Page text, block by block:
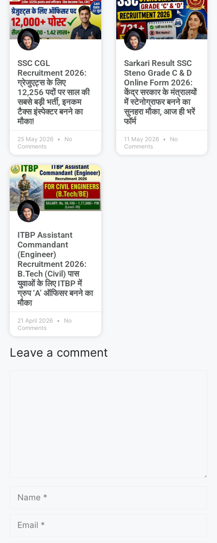
SSC CGL
Recruitment 2026:
ग्रेजुएट्स के लिए
12,256 पदों पर साल की
सबसे बड़ी भर्ती, इनकम
टैक्स इंस्पेक्टर बनने का
मौका!
25 May 2026
No
Comments
Sarkari Result SSC
Steno Grade C & D
Online Form 2026:
केंद्र सरकार के मंत्रालयों
में स्टेनोग्राफर बनने का
सुनहरा मौका, आज ही भरें
फॉर्म
11 May 2026
No
Comments
ITBP Assistant
Commandant
(Engineer)
Recruitment 2026:
B.Tech (Civil) पास
युवाओं के लिए ITBP में
ग्रुप ‘A’ ऑफिसर बनने का
मौका
21 April 2026
No
Comments
Leave a comment